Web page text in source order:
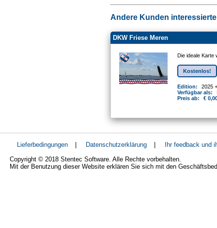
Andere Kunden
DKW Friese Meren
Die ideale
Kostenlos!
Edition:
2025
Verfügbar als:
Preis ab:
€
Lieferbedingungen | Datenschutzerklärung |
Ihr feedback und
Copyright © 2018 Stentec Software. Alle Rechte vorbehalten.
Mit der Benutzung dieser Website erklären Sie sich mit den